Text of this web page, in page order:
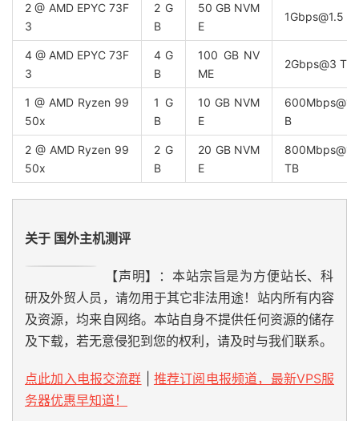
2 @ AMD EPYC 73F
3
2 G
B
50 GB NVM
E
1Gbps@1.5
4 @ AMD EPYC 73F
3
4 G
B
100 GB NV
ME
2Gbps@3 TB
1 @ AMD Ryzen 99
50x
1 G
B
10 GB NVM
E
600Mbps@1
B
2 @ AMD Ryzen 99
50x
2 G
B
20 GB NVM
E
TB
关于 国外主机测评
【声明】：本站宗旨是为方便站长、科
研及外贸人员，请勿用于其它非法用途！站内所有内容
及资源，均来自网络。本站自身不提供任何资源的储存
及下载，若无意侵犯到您的权利，请及时与我们联系。
点此加入电报交流群
推荐订阅电报频道，最新VPS服
务器优惠早知道！